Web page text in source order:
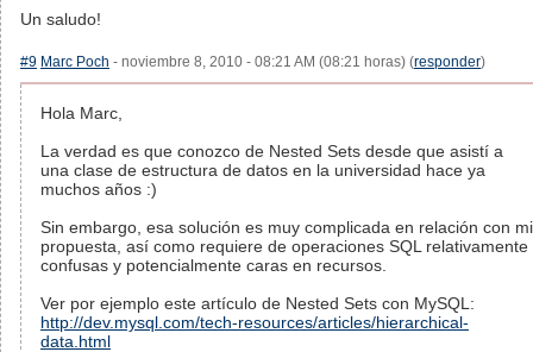
Un saludo!
#9 Marc Poch - noviembre 8, 2010 - 08:21 AM (08:21 horas) (responder)
Hola Marc,
La verdad es que conozco de Nested Sets desde que asistí a
una clase de estructura de datos en la universidad hace ya
muchos años :)
Sin embargo, esa solución es muy complicada en relación con mi
propuesta, así como requiere de operaciones SQL relativamente
confusas y potencialmente caras en recursos.
Ver por ejemplo este artículo de Nested Sets con MySQL:
http://dev.mysql.com/tech-resources/articles/hierarchical-
data.html